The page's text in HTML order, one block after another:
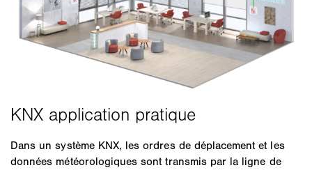
Dans un système KNX, les ordres de déplacement et les
données météorologiques sont transmis par la ligne de